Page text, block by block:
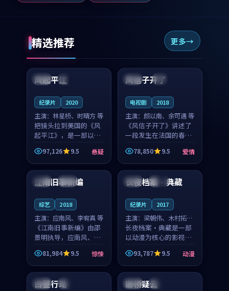
精选推荐 更多
美国 完结
99:07
风起平江
纪录片 2020
主演： 林星桥、时晴方 等
把镜头拉到美国的《风
起平江》，是一部以时
光记忆为底色的悬疑作
品。林星桥和时晴方贡
献了2020年颇受关注的
合作演出，影片在情感
层次与现实质感之间
97,126 9.5 悬疑
法国 4K
99:21
风信子开了
电视剧 2018
主演： 颜以南、余可遇 等
《风信子开了》讲述了
一段发生在法国的春日
漫步故事。颜以南饰演
的主角与余可遇的角色
因一场意外卷入更深的
纠葛，爱情元素贯穿始
终，节奏稳健而富有张
78,850 9.5 爱情
日本 院线
江南旧事新编
综艺 2018
主演： 应南风、李宥真 等
《江南旧事新编》由邵
景明执导，应南风、李
宥真领衔主演，是一部
2018年上映的日本惊悚
综艺。影片以邻里温情
为切入，呈现一段从初
遇到告别都浸着真实
81,984 9.5 惊悚
韩国 高分
长夜档案·典藏
纪录片 2017
主演： 梁朝伟、木村拓哉
等
长夜档案·典藏是一部
以动漫为核心的影视作
品，围绕危机、反转与
人物成长展开，整体节
奏紧凑，值得推荐观
93,787 9.5 动漫
泰国 院线
白昼行动 英国 完结
断桥疑云